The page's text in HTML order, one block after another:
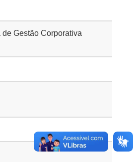
Gestão Corporativa